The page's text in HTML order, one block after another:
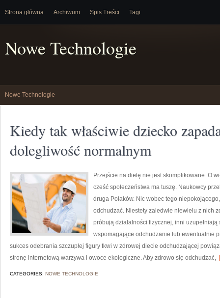
Strona główna Archiwum Spis Treści Tagi
Nowe Technologie
Nowe Technologie
Kiedy tak właściwie dziecko
dolegliwość normalnym
Przejście na dietę nie jest skomplikowane. O
cześć społeczeństwa ma tuszę. Naukowcy
druga Polaków. Nic wobec tego
odchudzać. Niestety zaledwie niewielu z nich
próbują działalności fizycznej, inni
wspomagające odchudzanie lub ewentualnie
sukces odebrania szczupłej figury tkwi w zdrowej diecie odchudzającej
stronę internetową warzywa i owoce ekologiczne. Aby zdrowo się odchudzać,
CATEGORIES: NOWE TECHNOLOGIE